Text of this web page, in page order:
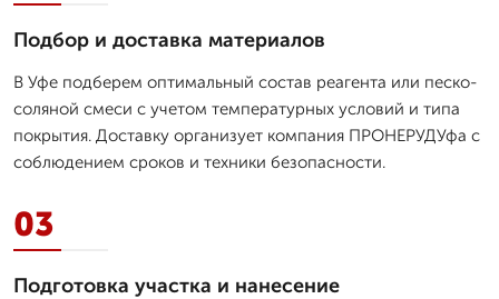
Подбор и доставка материалов
В Уфе подберем оптимальный состав реагента или песко-
соляной смеси с учетом температурных условий и типа
покрытия. Доставку организует компания ПРОНЕРУДУфа с
соблюдением сроков и техники безопасности.
03
Подготовка участка и нанесение